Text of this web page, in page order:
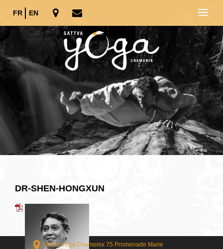
FR EN
DR-SHEN-HONGXUN
Sattva Yoga Chamonix 75 Promenade Marie